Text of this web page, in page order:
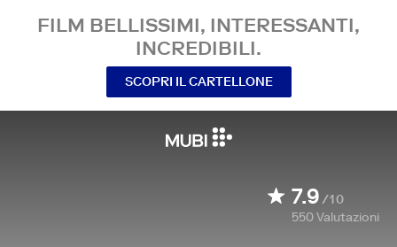
FILM BELLISSIMI, INTERESSANTI,
INCREDIBILI.
SCOPRI IL CARTELLONE
7.9/10
550Valutazioni